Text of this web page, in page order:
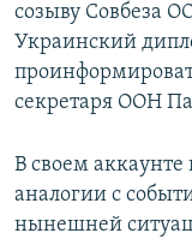
созыву Совбеза
Украинский
секретаря ООН
В своем аккаунте
аналогии с
нынешней